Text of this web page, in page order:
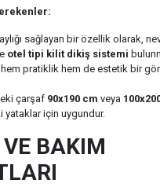
sağlayan bir özellik olarak,
otel tipi kilit dikiş sistemi
hem pratiklik hem de estetik bir
çarşaf 90x190 cm veya
yataklar için uygundur.
BAKIM